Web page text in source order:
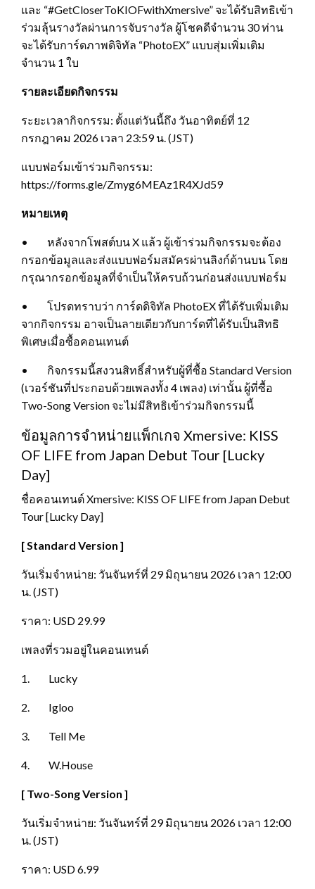
และ “#GetCloserToKIOFwithXmersive” จะได้รับสิทธิเข้า
ร่วมลุ้นรางวัลผ่านการจับรางวัล ผู้โชคดีจำนวน 30 ท่าน
จะได้รับการ์ดภาพดิจิทัล “PhotoEX” แบบสุ่มเพิ่มเติม
จำนวน 1 ใบ
รายละเอียดกิจกรรม
ระยะเวลากิจกรรม: ตั้งแต่วันนี้ถึง วันอาทิตย์ที่ 12
กรกฎาคม 2026 เวลา 23:59 น. (JST)
แบบฟอร์มเข้าร่วมกิจกรรม:
https://forms.gle/Zmyg6MEAz1R4XJd59
หมายเหตุ
• หลังจากโพสต์บน X แล้ว ผู้เข้าร่วมกิจกรรมจะต้อง
กรอกข้อมูลและส่งแบบฟอร์มสมัครผ่านลิงก์ด้านบน โดย
กรุณากรอกข้อมูลที่จำเป็นให้ครบถ้วนก่อนส่งแบบฟอร์ม
• โปรดทราบว่า การ์ดดิจิทัล PhotoEX ที่ได้รับเพิ่มเติม
จากกิจกรรม อาจเป็นลายเดียวกับการ์ดที่ได้รับเป็นสิทธิ
พิเศษเมื่อซื้อคอนเทนต์
• กิจกรรมนี้สงวนสิทธิ์สำหรับผู้ที่ซื้อ Standard Version
(เวอร์ชันที่ประกอบด้วยเพลงทั้ง 4 เพลง) เท่านั้น ผู้ที่ซื้อ
Two-Song Version จะไม่มีสิทธิเข้าร่วมกิจกรรมนี้
ข้อมูลการจำหน่ายแพ็กเกจ Xmersive: KISS
OF LIFE from Japan Debut Tour [Lucky
Day]
ชื่อคอนเทนต์ Xmersive: KISS OF LIFE from Japan Debut
Tour [Lucky Day]
[ Standard Version ]
วันเริ่มจำหน่าย: วันจันทร์ที่ 29 มิถุนายน 2026 เวลา 12:00
น. (JST)
ราคา: USD 29.99
เพลงที่รวมอยู่ในคอนเทนต์
1. Lucky
2. Igloo
3. Tell Me
4. W.House
[ Two-Song Version ]
วันเริ่มจำหน่าย: วันจันทร์ที่ 29 มิถุนายน 2026 เวลา 12:00
น. (JST)
ราคา: USD 6.99